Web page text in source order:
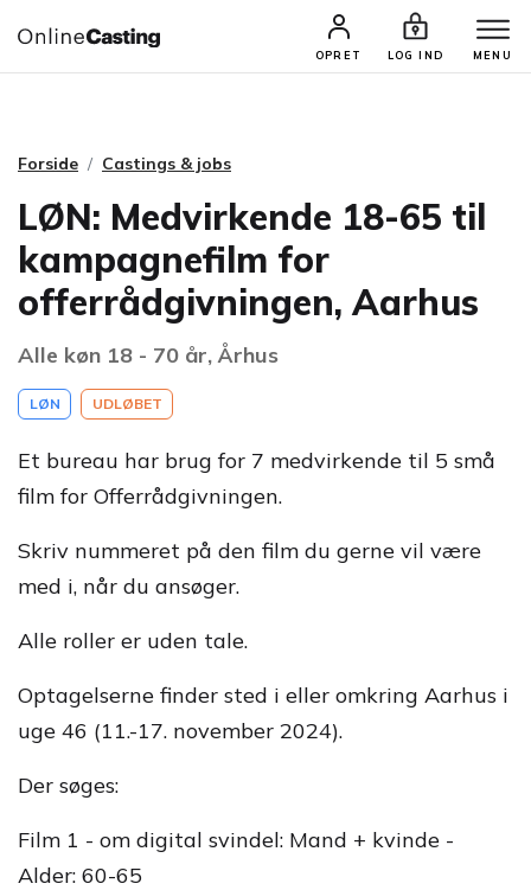
OPRET LOG IND MENU
CASTINGS & JOBS SØG PROFIL
Forside Castings & jobs
LØN: Medvirkende 18-65 til
kampagnefilm for
offerrådgivningen, Aarhus
Alle køn 18 - 70 år, Århus
LØN UDLØBET
Et bureau har brug for 7 medvirkende til 5 små
film for Offerrådgivningen.
Skriv nummeret på den film du gerne vil være
med i, når du ansøger.
Alle roller er uden tale.
Optagelserne finder sted i eller omkring Aarhus i
uge 46 (11.-17. november 2024).
Der søges:
Film 1 - om digital svindel: Mand + kvinde -
Alder: 60-65